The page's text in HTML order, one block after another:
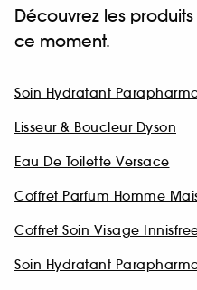
Découvrez les
ce moment.
Soin Hydratant
Lisseur & Boucleur Dyson
Eau De Toilette Versace
Coffret Parfum Homme
Coffret Soin Visage
Soin Hydratant